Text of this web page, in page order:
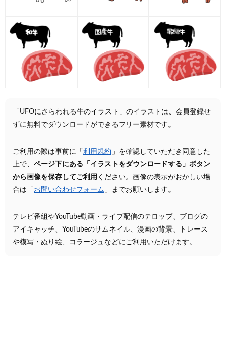
「UFOにさらわれる牛のイラスト」のイラストは、会員登録せ
ずに無料でダウンロードができるフリー素材です。
ご利用の際は事前に「 利用規約 」を確認していただき同意した
上で、 ページ下にある「イラストをダウンロードする」ボタン
から画像を保存してご利用 ください。画像の表示がおかしい場
合は「 お問い合わせフォーム 」までお願いします。
テレビ番組やYouTube動画・ライブ配信のテロップ、ブログの
アイキャッチ、YouTubeのサムネイル、漫画の背景、トレース
や模写・ぬり絵、コラージュなどにご利用いただけます。